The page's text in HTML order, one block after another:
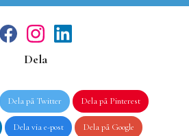
F
o
o
k
I
s
g
r
a
L
d
n
Dela
Dela på Twitter Dela på Pinterest
Dela via e-post Dela på Google